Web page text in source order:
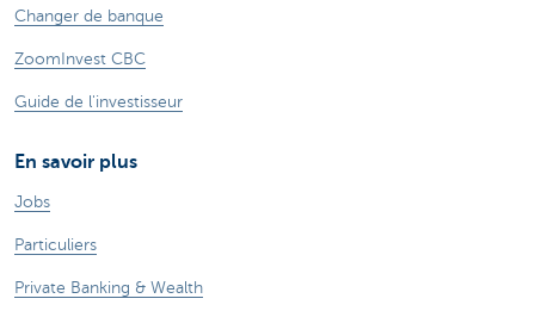
Changer de banque
ZoomInvest CBC
Guide de l'investisseur
En savoir plus
Jobs
Particuliers
Private Banking & Wealth